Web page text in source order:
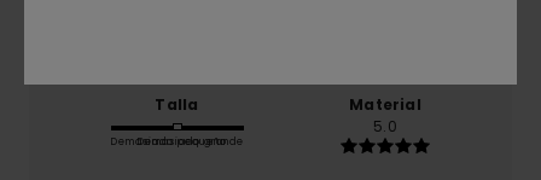
Talla
Demasiado pequeño
Demasiado grande
Material
5.0